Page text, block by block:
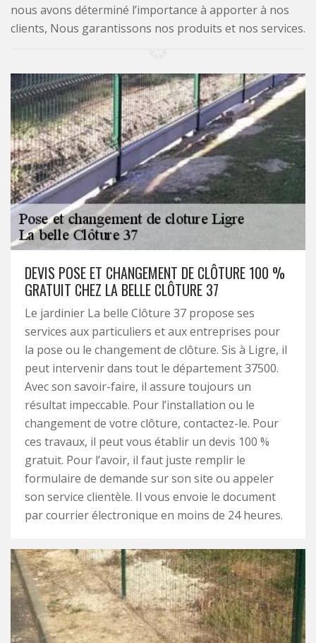
nous avons déterminé l’importance à apporter à nos
clients, Nous garantissons nos produits et nos services.
DEVIS POSE ET CHANGEMENT DE CLÔTURE 100 %
GRATUIT CHEZ LA BELLE CLÔTURE 37
Le jardinier La belle Clôture 37 propose ses
services aux particuliers et aux entreprises pour
la pose ou le changement de clôture. Sis à Ligre, il
peut intervenir dans tout le département 37500.
Avec son savoir-faire, il assure toujours un
résultat impeccable. Pour l’installation ou le
changement de votre clôture, contactez-le. Pour
ces travaux, il peut vous établir un devis 100 %
gratuit. Pour l’avoir, il faut juste remplir le
formulaire de demande sur son site ou appeler
son service clientèle. Il vous envoie le document
par courrier électronique en moins de 24 heures.